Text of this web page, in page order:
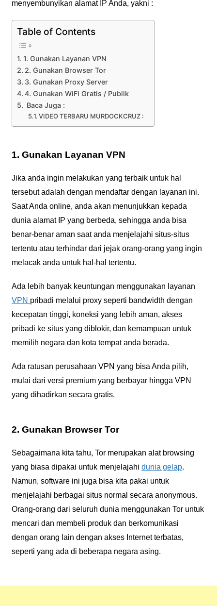
menyembunyikan alamat IP Anda, yakni :
Table of Contents
1. Gunakan Layanan VPN
2. Gunakan Browser Tor
3. Gunakan Proxy Server
4. Gunakan WiFi Gratis / Publik
Baca Juga :
VIDEO TERBARU MURDOCKCRUZ :
1. Gunakan Layanan VPN
Jika anda ingin melakukan yang terbaik untuk hal
tersebut adalah dengan mendaftar dengan layanan ini.
Saat Anda online, anda akan menunjukkan kepada
dunia alamat IP yang berbeda, sehingga anda bisa
benar-benar aman saat anda menjelajahi situs-situs
tertentu atau terhindar dari jejak orang-orang yang ingin
melacak anda untuk hal-hal tertentu.
Ada lebih banyak keuntungan menggunakan layanan
VPN pribadi melalui proxy seperti bandwidth dengan
kecepatan tinggi, koneksi yang lebih aman, akses
pribadi ke situs yang diblokir, dan kemampuan untuk
memilih negara dan kota tempat anda berada.
Ada ratusan perusahaan VPN yang bisa Anda pilih,
mulai dari versi premium yang berbayar hingga VPN
yang dihadirkan secara gratis.
2. Gunakan Browser Tor
Sebagaimana kita tahu, Tor merupakan alat browsing
yang biasa dipakai untuk menjelajahi dunia gelap.
Namun, software ini juga bisa kita pakai untuk
menjelajahi berbagai situs normal secara anonymous.
Orang-orang dari seluruh dunia menggunakan Tor untuk
mencari dan membeli produk dan berkomunikasi
dengan orang lain dengan akses Internet terbatas,
seperti yang ada di beberapa negara asing.